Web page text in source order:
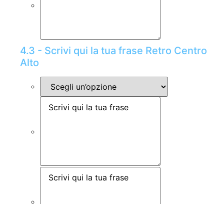
4.3 - Scrivi qui la tua frase Retro Centro
Alto